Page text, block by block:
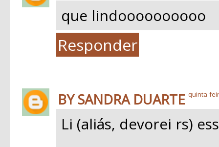
que lindoooooooooo
Responder
BY SANDRA DUARTE quinta-
Li (aliás, devorei rs)